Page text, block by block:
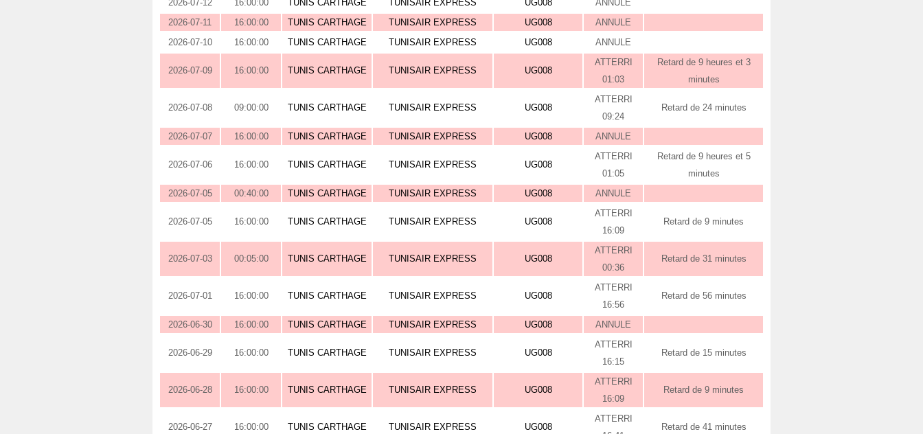
2026-07-12 16:00:00 TUNIS CARTHAGE TUNISAIR EXPRESS UG008
ANNULE
2026-07-11
16:00:00 TUNIS CARTHAGE TUNISAIR EXPRESS UG008
ANNULE
2026-07-10
16:00:00 TUNIS CARTHAGE TUNISAIR EXPRESS UG008 ANNULE
2026-07-09 16:00:00 TUNIS CARTHAGE TUNISAIR EXPRESS UG008
ATTERRI
01:03
Retard de 9 heures et 3
minutes
2026-07-08 09:00:00 TUNIS CARTHAGE TUNISAIR EXPRESS UG008
ATTERRI
09:24
Retard de 24 minutes
2026-07-07 16:00:00 TUNIS CARTHAGE TUNISAIR EXPRESS UG008 ANNULE
2026-07-06 16:00:00 TUNIS CARTHAGE TUNISAIR EXPRESS UG008
ATTERRI
01:05
Retard de 9 heures et 5
minutes
2026-07-05
00:40:00 TUNIS CARTHAGE TUNISAIR EXPRESS UG008 ANNULE
2026-07-05 16:00:00 TUNIS CARTHAGE TUNISAIR EXPRESS UG008
ATTERRI
16:09
Retard de 9 minutes
2026-07-03 00:05:00 TUNIS CARTHAGE TUNISAIR EXPRESS UG008
ATTERRI
00:36
Retard de 31 minutes
2026-07-01 16:00:00 TUNIS CARTHAGE TUNISAIR EXPRESS UG008
ATTERRI
16:56
Retard de 56 minutes
2026-06-30 16:00:00 TUNIS CARTHAGE TUNISAIR EXPRESS UG008 ANNULE
2026-06-29 16:00:00 TUNIS CARTHAGE TUNISAIR EXPRESS UG008
ATTERRI
16:15
Retard de 15 minutes
2026-06-28 16:00:00 TUNIS CARTHAGE TUNISAIR EXPRESS UG008
ATTERRI
16:09
Retard de 9 minutes
2026-06-27 16:00:00 TUNIS CARTHAGE TUNISAIR EXPRESS UG008
ATTERRI
Retard de 41 minutes